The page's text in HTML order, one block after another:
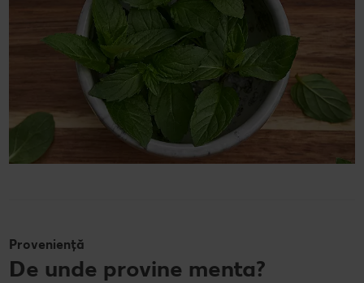
Proveniență
De unde provine menta?